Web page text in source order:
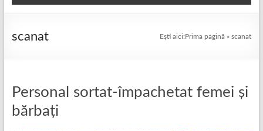
scanat Ești aici:Prima pagină »scanat
Personal sortat-împachetat femei și
bărbați